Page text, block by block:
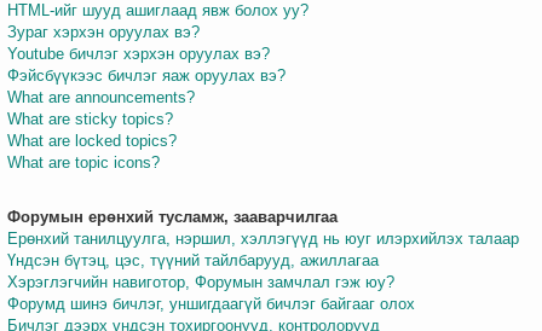
HTML-ийг шууд ашиглаад явж болох уу?
Зураг хэрхэн оруулах вэ?
Youtube бичлэг хэрхэн оруулах вэ?
Фэйсбүүкээс бичлэг яаж оруулах вэ?
What are announcements?
What are sticky topics?
What are locked topics?
What are topic icons?
Форумын ерөнхий тусламж, зааварчилгаа
Ерөнхий танилцуулга, нэршил, хэллэгүүд нь юуг илэрхийлэх талаар
Үндсэн бүтэц, цэс, түүний тайлбарууд, ажиллагаа
Хэрэглэгчийн навиготор, Форумын замчлал гэж юу?
Форумд шинэ бичлэг, уншигдаагүй бичлэг байгааг олох
Бичлэг дээрх үндсэн тохиргоонууд, контролорууд